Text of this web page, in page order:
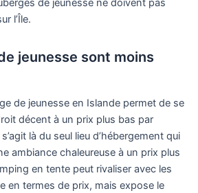
de jeunesse ne doivent pas
l’Île.
jeunesse sont moins
de jeunesse en Islande permet de se
décent à un prix plus bas par
là du seul lieu d’hébergement qui
ambiance chaleureuse à un prix plus
en tente peut rivaliser avec les
en termes de prix, mais expose le